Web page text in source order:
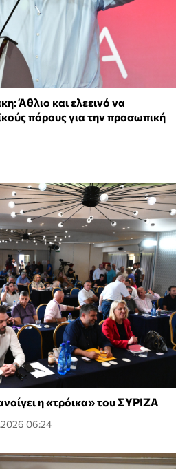
Άθλιο και ελεεινό να
πόρους για την προσωπική
η «τρόικα» του ΣΥΡΙΖΑ
06:24